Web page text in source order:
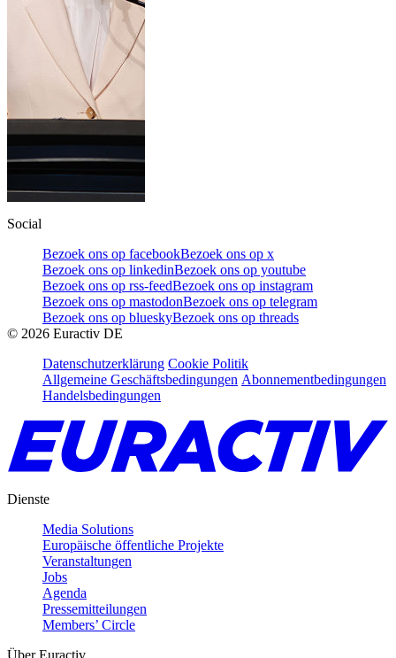
Social
Bezoek ons op facebookBezoek ons op x
Bezoek ons op linkedinBezoek ons op youtube
Bezoek ons op rss-feedBezoek ons op instagram
Bezoek ons op mastodonBezoek ons op telegram
Bezoek ons op blueskyBezoek ons op threads
© 2026 Euractiv DE
Datenschutzerklärung Cookie Politik
Allgemeine Geschäftsbedingungen Abonnementbedingungen
Handelsbedingungen
Dienste
Media Solutions
Europäische öffentliche Projekte
Veranstaltungen
Jobs
Agenda
Pressemitteilungen
Members’ Circle